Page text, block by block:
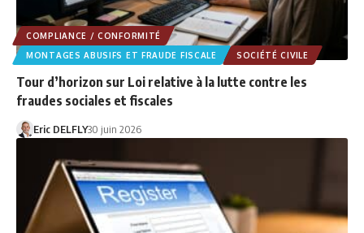
COMPLIANCE / CONFORMITÉ
MONTAGES ABUSIFS ET FRAUDE FISCALE
SOCIÉTÉ CIVILE
Tour d’horizon sur Loi relative à la lutte contre les
fraudes sociales et fiscales
Eric DELFLY30 juin 2026